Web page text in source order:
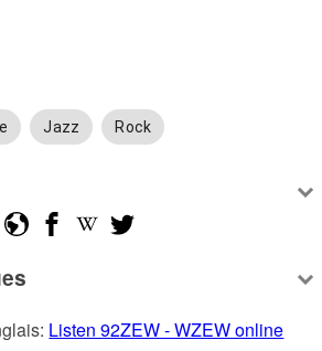
Jazz Rock
Listen 92ZEW - WZEW online